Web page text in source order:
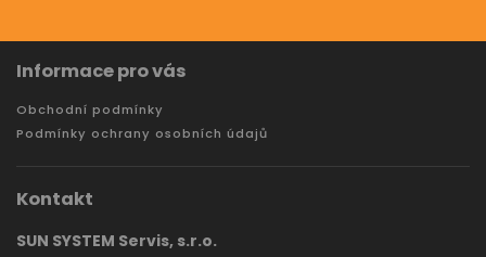
Informace pro vás
Obchodní podmínky
Podmínky ochrany osobních údajů
Kontakt
SUN SYSTEM Servis, s.r.o.